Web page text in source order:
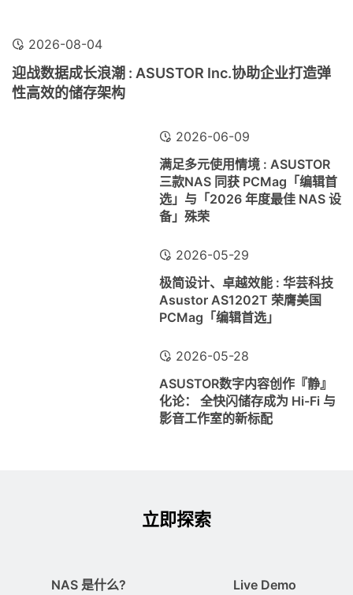
2026-08-04
迎战数据成长浪潮 : ASUSTOR Inc.协助企业打造弹
性高效的储存架构
2026-06-09
满足多元使用情境 : ASUSTOR
三款NAS 同获 PCMag「编辑首
选」与「2026 年度最佳 NAS 设
备」殊荣
2026-05-29
极简设计、卓越效能 : 华芸科技
Asustor AS1202T 荣膺美国
PCMag「编辑首选」
2026-05-28
ASUSTOR数字内容创作『静』
化论： 全快闪储存成为 Hi-Fi 与
影音工作室的新标配
立即探索
NAS 是什么?
Live Demo